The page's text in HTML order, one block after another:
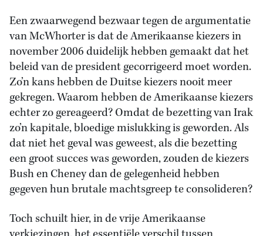
Een zwaarwegend bezwaar tegen de argumentatie
van McWhorter is dat de Amerikaanse kiezers in
november 2006 duidelijk hebben gemaakt dat het
beleid van de president gecorrigeerd moet worden.
Zo’n kans hebben de Duitse kiezers nooit meer
gekregen. Waarom hebben de Amerikaanse kiezers
echter zo gereageerd? Omdat de bezetting van Irak
zo’n kapitale, bloedige mislukking is geworden. Als
dat niet het geval was geweest, als die bezetting
een groot succes was geworden, zouden de kiezers
Bush en Cheney dan de gelegenheid hebben
gegeven hun brutale machtsgreep te consolideren?
Toch schuilt hier, in de vrije Amerikaanse